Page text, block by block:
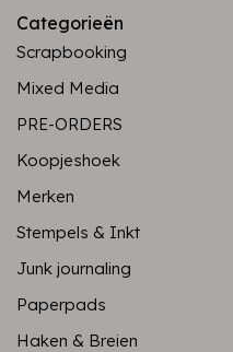
Categorieën
Scrapbooking
Mixed Media
PRE-ORDERS
Koopjeshoek
Merken
Stempels & Inkt
Junk journaling
Paperpads
Haken & Breien